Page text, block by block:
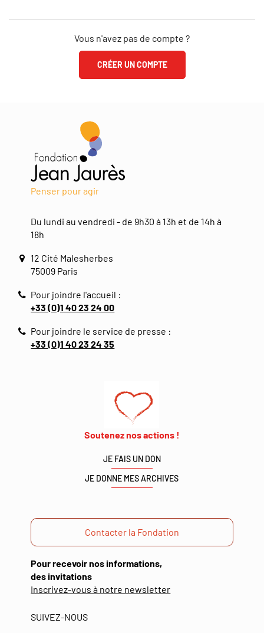
Vous n'avez pas de compte ?
CRÉER UN COMPTE
Penser pour agir
Du lundi au vendredi - de 9h30 à 13h et de 14h à
18h
12 Cité Malesherbes
75009 Paris
Pour joindre l'accueil :
+33 (0)1 40 23 24 00
Pour joindre le service de presse :
+33 (0)1 40 23 24 35
Soutenez nos actions !
JE FAIS UN DON
JE DONNE MES ARCHIVES
Contacter la Fondation
Pour recevoir nos informations,
des invitations
Inscrivez-vous à notre newsletter(ouverture
SUIVEZ-NOUS